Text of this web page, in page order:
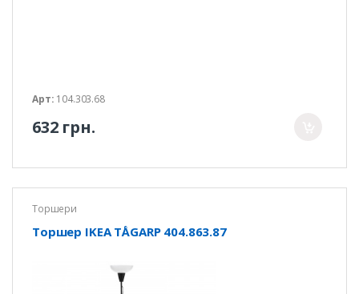
Арт: 104.303.68
632 грн.
Торшери
Торшер IKEA TÅGARP 404.863.87